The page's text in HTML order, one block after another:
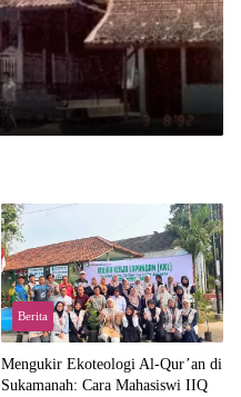
Berita
Mengukir Ekoteologi Al-Qur’an di
Sukamanah: Cara Mahasiswi IIQ